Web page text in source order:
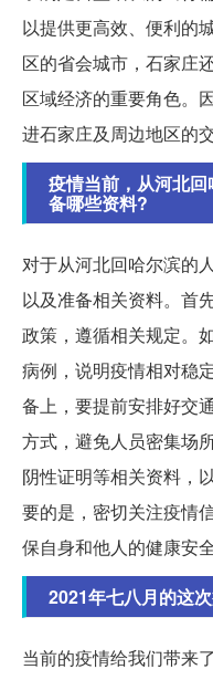
以提供更高效、便利的
区的省会城市，石家庄
区域经济的重要角色。
进石家庄及周边地区的
疫情当前，从河北
备哪些资料?
对于从河北回哈尔滨的
以及准备相关资料。首
政策，遵循相关规定。
病例，说明疫情相对稳
备上，要提前安排好交
方式，避免人员密集场
阴性证明等相关资料，
要的是，密切关注疫情
保自身和他人的健康安全
2021年七八月的这
当前的疫情给我们带来